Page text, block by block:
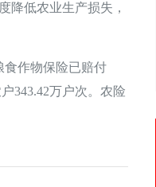
降低农业生产损失，
作物保险已赔付
343.42万户次。农险